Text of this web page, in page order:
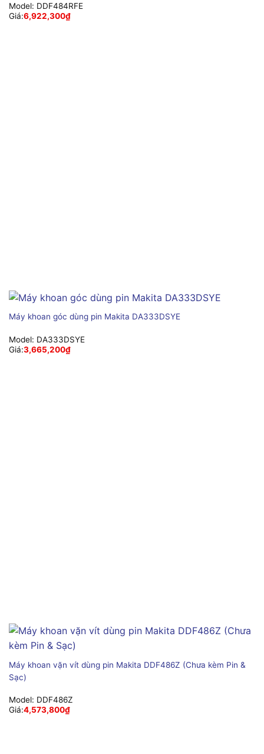
Model: DDF484RFE
Giá:6,922,300₫
Máy khoan góc dùng pin Makita DA333DSYE
Model: DA333DSYE
Giá:3,665,200₫
Máy khoan vặn vít dùng pin Makita DDF486Z (Chưa kèm Pin &
Sạc)
Model: DDF486Z
Giá:4,573,800₫